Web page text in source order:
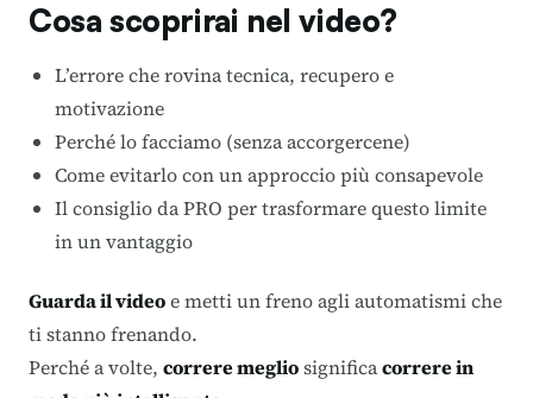
Cosa scoprirai nel video?
L’errore che rovina tecnica, recupero e
motivazione
Perché lo facciamo (senza accorgercene)
Come evitarlo con un approccio più consapevole
Il consiglio da PRO per trasformare questo limite
in un vantaggio
Guarda il videoe metti un freno agli automatismi che
ti stanno frenando.
Perché a volte, correre megliosignificacorrere in